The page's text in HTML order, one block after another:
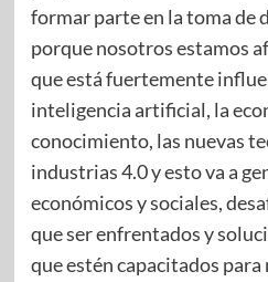
formar parte en la toma de
porque nosotros estamos
que está fuertemente
inteligencia artificial, la
conocimiento, las nuevas
industrias 4.0 y esto va a
económicos y sociales,
que ser enfrentados y
que estén capacitados